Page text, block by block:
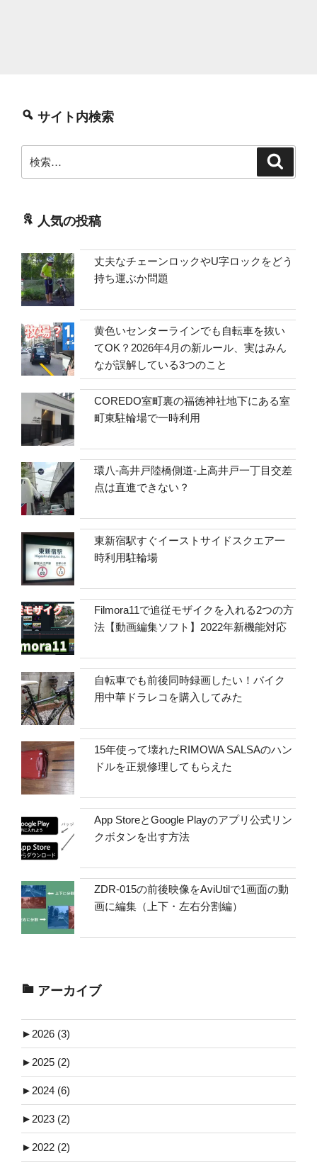
サイト内検索
索:
人気の投稿
丈夫なチェーンロックやU字ロックをどう
持ち運ぶか問題
黄色いセンターラインでも自転車を抜い
てOK？2026年4月の新ルール、実はみん
なが誤解している3つのこと
COREDO室町裏の福徳神社地下にある室
町東駐輪場で一時利用
環八-高井戸陸橋側道-上高井戸一丁目交差
点は直進できない？
東新宿駅すぐイーストサイドスクエア一
時利用駐輪場
Filmora11で追従モザイクを入れる2つの方
法【動画編集ソフト】2022年新機能対応
自転車でも前後同時録画したい！バイク
用中華ドラレコを購入してみた
15年使って壊れたRIMOWA SALSAのハン
ドルを正規修理してもらえた
App StoreとGoogle Playのアプリ公式リン
クボタンを出す方法
ZDR-015の前後映像をAviUtilで1画面の動
画に編集（上下・左右分割編）
アーカイブ
► 2026 (3)
► 2025 (2)
► 2024 (6)
► 2023 (2)
► 2022 (2)